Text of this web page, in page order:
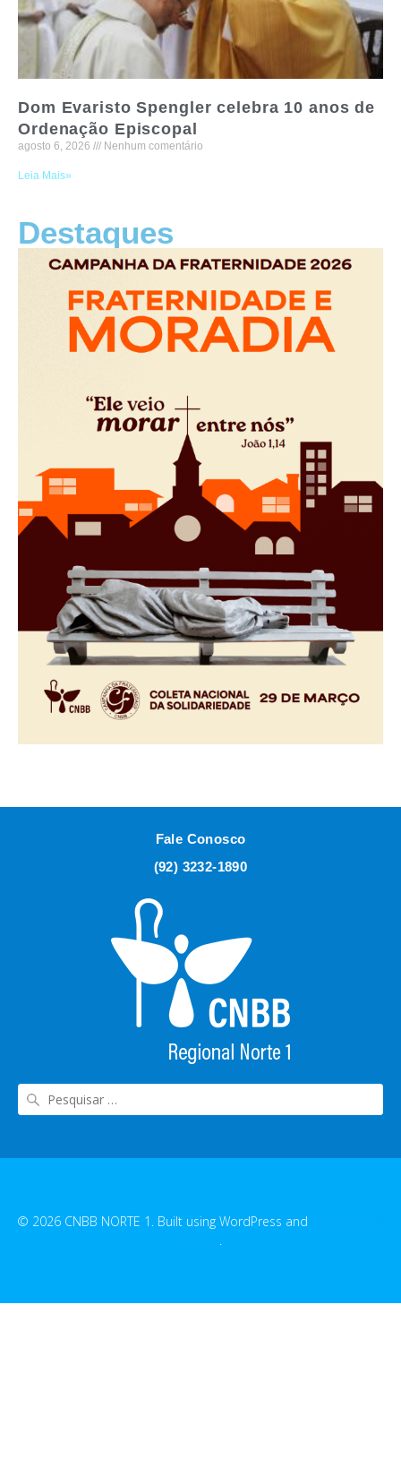
Dom Evaristo Spengler celebra 10 anos de
Ordenação Episcopal
agosto 6, 2026 Nenhum comentário
Leia Mais»
Destaques
Fale Conosco
(92) 3232-1890
© 2026 CNBB NORTE 1. Built using WordPress and
.